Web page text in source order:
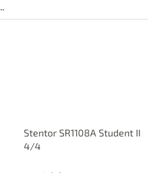
Stentor SR1108A Student II
4/4